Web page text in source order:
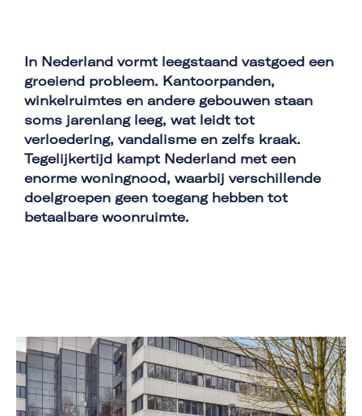
In Nederland vormt leegstaand vastgoed een
groeiend probleem. Kantoorpanden,
winkelruimtes en andere gebouwen staan
soms jarenlang leeg, wat leidt tot
verloedering, vandalisme en zelfs kraak.
Tegelijkertijd kampt Nederland met een
enorme woningnood, waarbij verschillende
doelgroepen geen toegang hebben tot
betaalbare woonruimte.